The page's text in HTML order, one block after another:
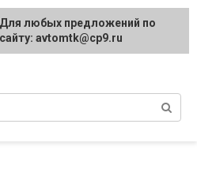
Всё для
покраски
Для любых предложений по
сайту: avtomtk@cp9.ru